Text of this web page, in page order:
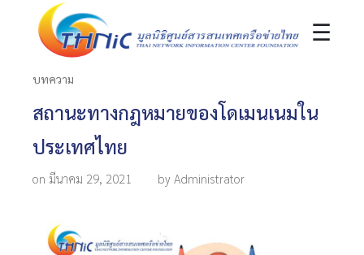
☰
บทความ
สถานะทางกฎหมายของโดเมนเนมใน
ประเทศไทย
on มีนาคม 29, 2021 by Administrator